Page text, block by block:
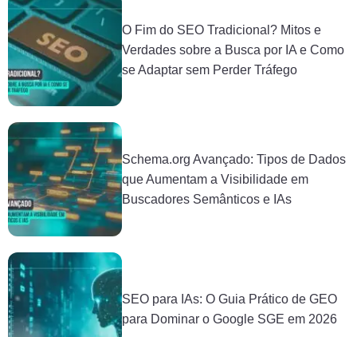
O Fim do SEO Tradicional? Mitos e
Verdades sobre a Busca por IA e Como
se Adaptar sem Perder Tráfego
Schema.org Avançado: Tipos de Dados
que Aumentam a Visibilidade em
Buscadores Semânticos e IAs
SEO para IAs: O Guia Prático de GEO
para Dominar o Google SGE em 2026